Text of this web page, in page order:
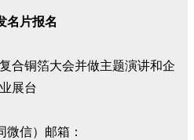
名片报名
微信）邮箱：